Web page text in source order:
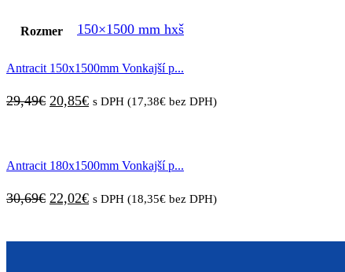
Rozmer 150×1500 mm hxš
Antracit 150x1500mm Vonkajší p...
29,49€ Pôvodná
29,49€.
20,85€Aktuálna
20,85€.
s DPH (17,38€ bez DPH)
Antracit 180x1500mm Vonkajší p...
30,69€ Pôvodná
bola:
22,02€Aktuálna
je:
s DPH (18,35€ bez DPH)